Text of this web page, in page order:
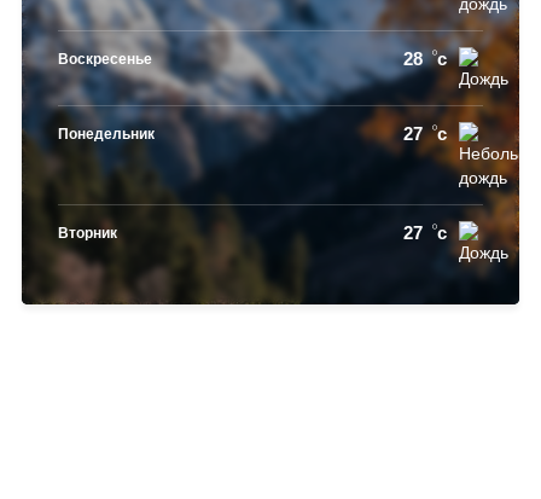
Воскресенье 28 c
Понедельник 27 c
Вторник 27 c